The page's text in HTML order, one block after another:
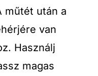
műtét után a
van
Használj
magas